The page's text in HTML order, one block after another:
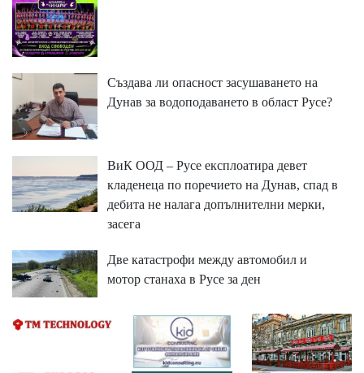
Създава ли опасност засушаването на
Дунав за водоподаването в област Русе?
ВиК ООД – Русе експлоатира девет
кладенеца по поречието на Дунав, спад в
дебита не налага допълнителни мерки,
засега
Две катастрофи между автомобил и
мотор станаха в Русе за ден